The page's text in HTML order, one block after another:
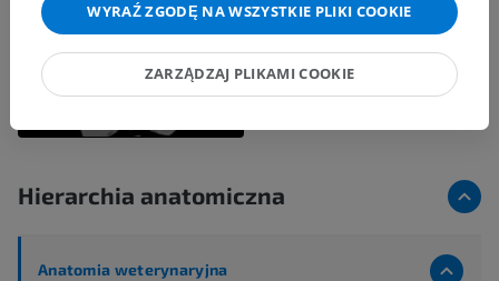
Hierarchia anatomiczna
Anatomia weterynaryjna
WYRAŹ ZGODĘ NA WSZYSTKIE PLIKI COOKIE
ZARZĄDZAJ PLIKAMI COOKIE